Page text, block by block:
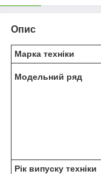
Опис
Марка техніки
Модельний ряд
Рік випуску техніки